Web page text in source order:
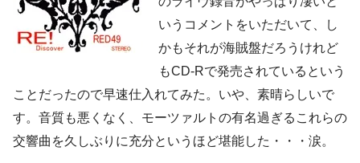
いうコメントをいただいて、し
かもそれが海賊盤だろうけれど
もCD-Rで発売されているという
ことだったので早速仕入れてみた。いや、素晴らしいで
す。音質も悪くなく、モーツァルトの有名過ぎるこれらの
交響曲を久しぶりに充分というほど堪能した・・・涙。